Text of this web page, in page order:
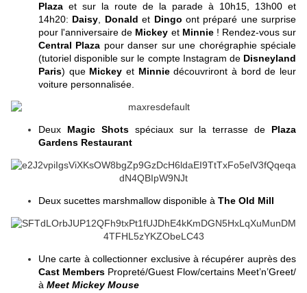
Plaza et sur la route de la parade à 10h15, 13h00 et
14h20: Daisy Donald et Dingo ont préparé une surprise
pour l'anniversaire de Mickey etMinnie! Rendez-vous sur
Central Plaza pour danser sur une chorégraphie spéciale
(tutoriel disponible sur le compte Instagram de Disneyland
Paris) que Mickey et Minniedécouvriront à bord de leur
voiture personnalisée.
Deux Magic Shotsspéciaux sur la terrasse de Plaza
Gardens Restaurant
Deux sucettes marshmallow disponible à The Old Mill
Une carte à collectionner exclusive à récupérer auprès des
Cast Members Propreté/Guest Flow/certains Meet’n’Greet/
à Meet Mickey Mouse